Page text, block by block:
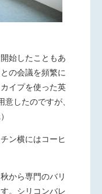
始したこともあ
の会議を頻繁に
イプを使った英
したのですが、
）
ン横にはコーヒ
から専門のバリ
。シリコンバレ